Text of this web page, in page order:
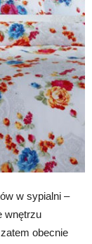
w sypialni –
wnętrzu
obecnie